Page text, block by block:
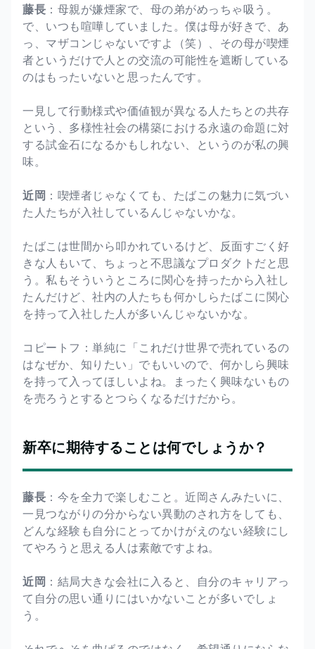
藤長 ：母親が嫌煙家で、母の弟がめっちゃ吸う。
で、いつも喧嘩していました。僕は母が好きで、あ
っ、マザコンじゃないですよ（笑）、その母が喫煙
者というだけで人との交流の可能性を遮断している
のはもったいないと思ったんです。
一見して行動様式や価値観が異なる人たちとの共存
という、多様性社会の構築における永遠の命題に対
する試金石になるかもしれない、というのが私の興
味。
近岡 ：喫煙者じゃなくても、たばこの魅力に気づい
た人たちが入社しているんじゃないかな。
たばこは世間から叩かれているけど、反面すごく好
きな人もいて、ちょっと不思議なプロダクトだと思
う。私もそういうところに関心を持ったから入社し
たんだけど、社内の人たちも何かしらたばこに関心
を持って入社した人が多いんじゃないかな。
コピートフ：単純に「これだけ世界で売れているの
はなぜか、知りたい」でもいいので、何かしら興味
を持って入ってほしいよね。まったく興味ないもの
を売ろうとするとつらくなるだけだから。
新卒に期待することは何でしょうか？
藤長 ：今を全力で楽しむこと。近岡さんみたいに、
一見つながりの分からない異動のされ方をしても、
どんな経験も自分にとってかけがえのない経験にし
てやろうと思える人は素敵ですよね。
近岡 ：結局大きな会社に入ると、自分のキャリアっ
て自分の思い通りにはいかないことが多いでしょ
う。